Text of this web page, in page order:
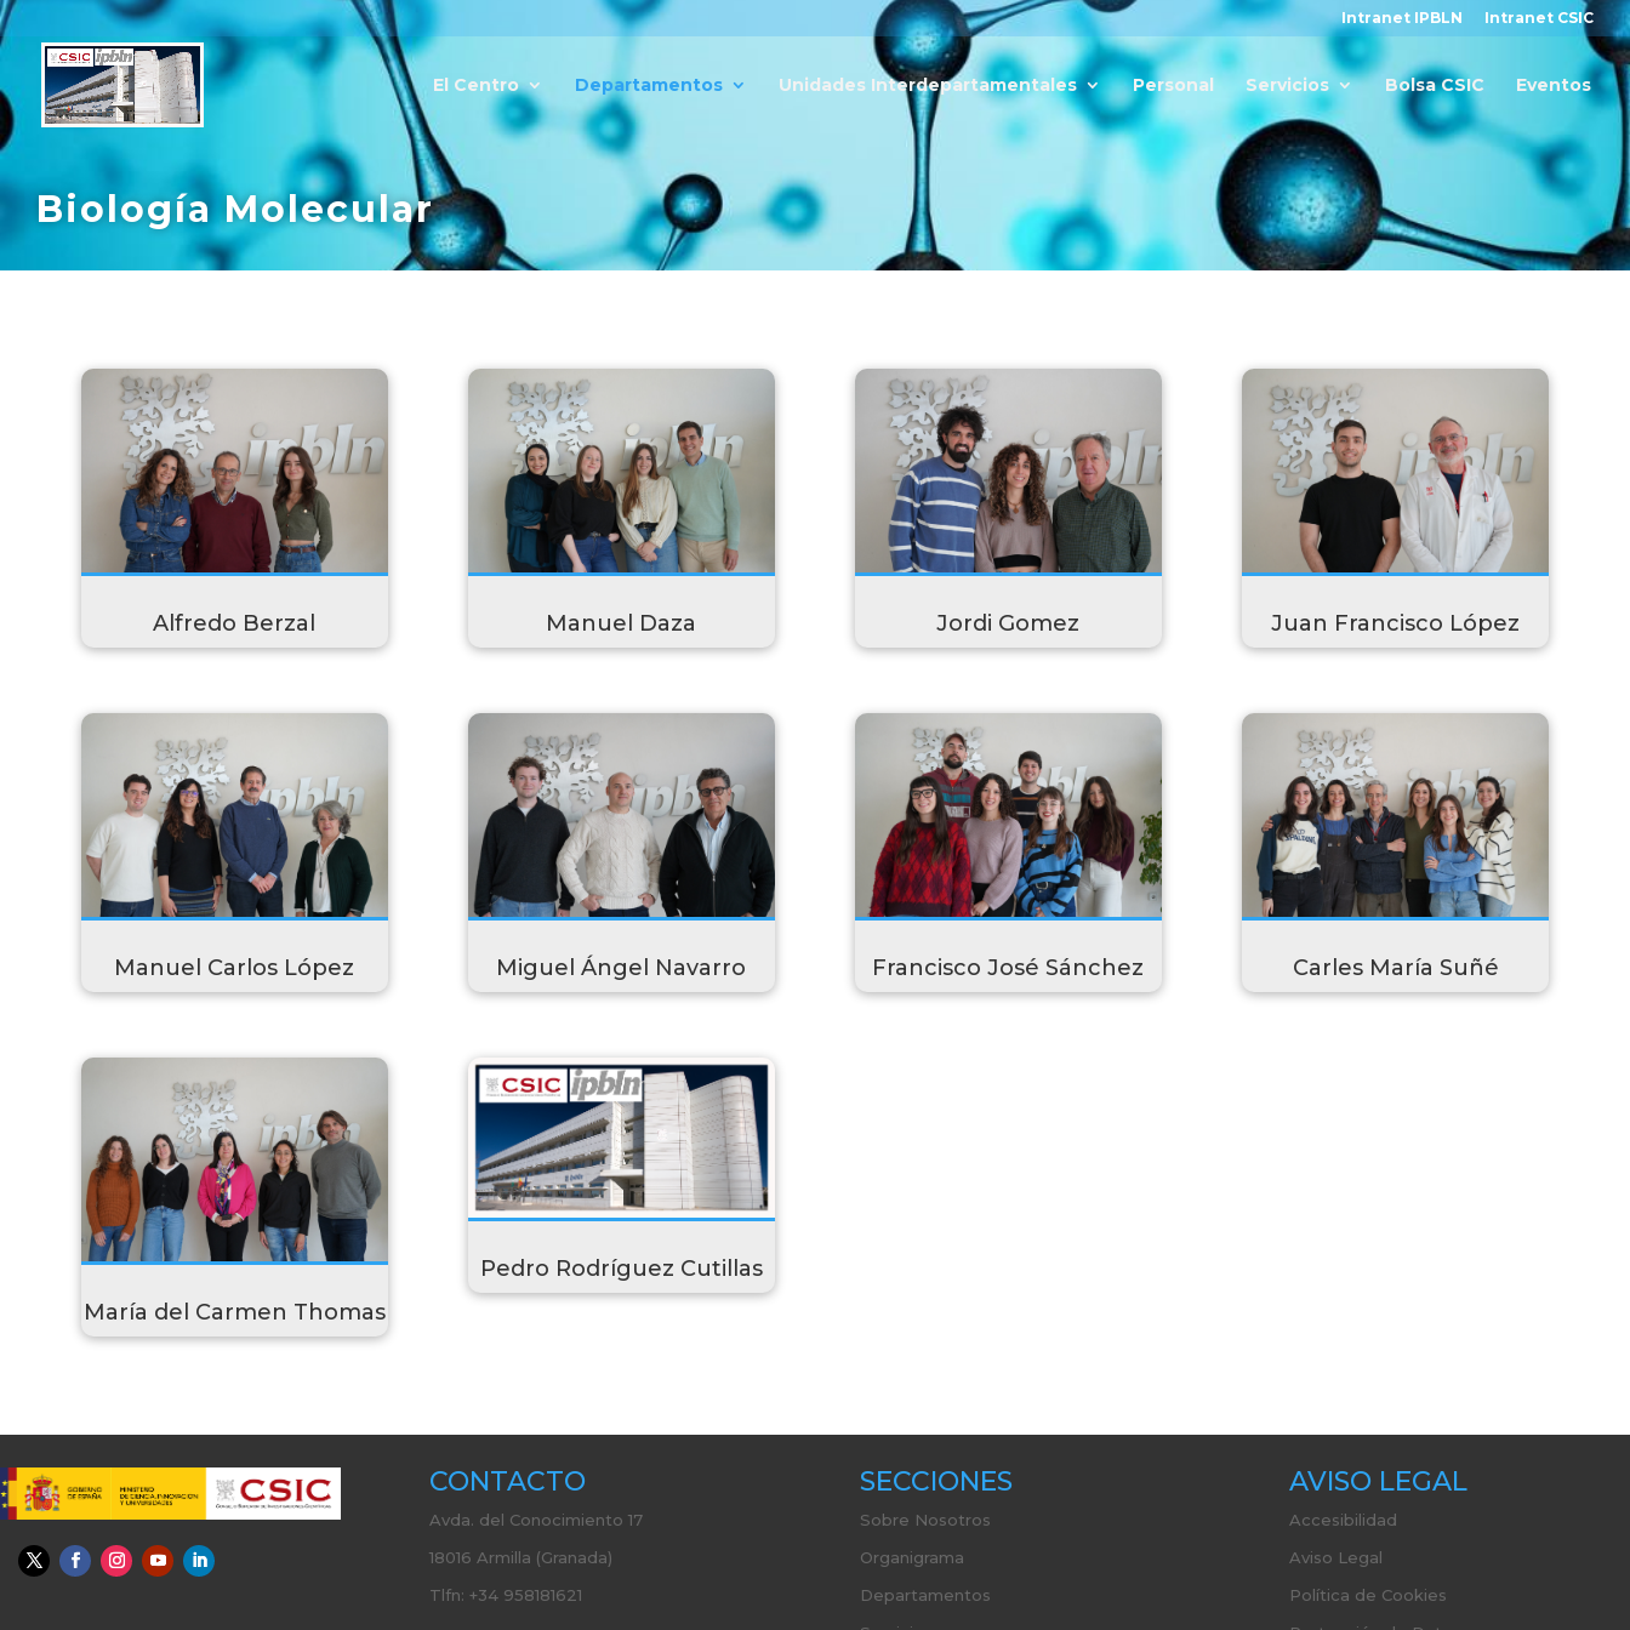
Intranet IPBLN Intranet CSIC
El Centro Departamentos Unidades Interdepartamentales Personal Servicios Bolsa CSIC Eventos
Biología Molecular
Alfredo Berzal Manuel Daza Jordi Gomez Juan Francisco López
Manuel Carlos López Miguel Ángel Navarro Francisco José Sánchez Carles María Suñé
María del Carmen Thomas
Pedro Rodríguez Cutillas
CONTACTO
Avda. del Conocimiento 17
18016 Armilla (Granada)
Tlfn: +34 958181621
SECCIONES
Sobre Nosotros
Organigrama
Departamentos
AVISO LEGAL
Accesibilidad
Aviso Legal
Política de Cookies